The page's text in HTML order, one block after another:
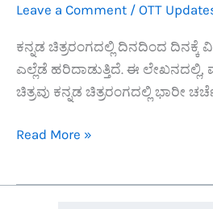
Leave a Comment / OTT
ಕನ್ನಡ ಚಿತ್ರರಂಗದಲ್ಲಿ ದಿನದಿಂದ ದಿನಕ್ಕೆ
ಎಲ್ಲೆಡೆ ಹರಿದಾಡುತ್ತಿದೆ. ಈ
ಚಿತ್ರವು ಕನ್ನಡ ಚಿತ್ರರಂಗದಲ್ಲಿ ಭಾರೀ
ಮಾದೇವ
Read More »